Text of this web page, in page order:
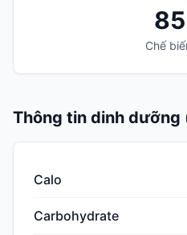
Chế
Thông tin dinh dưỡng
Calo
Carbohydrate